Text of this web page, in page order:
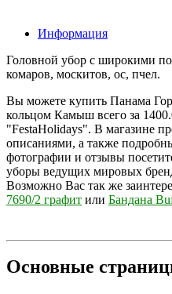
Информация
Головной убор с широкими
комаров, москитов, ос, пчел.
Вы можете купить Панама
кольцом Камыш всего за
"FestaHolidays". В магазине
описаниями, а также
фотографии и отзывы
уборы ведущих мировых
Возможно Вас так же
7690/2 графит или Бандана
Основные